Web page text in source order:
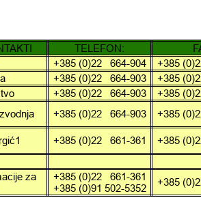
TELEFON:
+385 (0)22 664-904
+385
+385 (0)22 664-903
+385
+385 (0)22 664-903
+385
+385 (0)22 664-903 +385
+385 (0)22 661-361 +385
za
+385 (0)22 661-361
+385 (0)91 502-5352
+385